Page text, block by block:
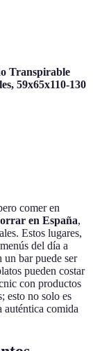
Transpirable
59x65x110-130
comer en
en España,
Estos lugares,
del día a
un bar puede ser
pueden costar
con productos
esto no solo es
auténtica comida